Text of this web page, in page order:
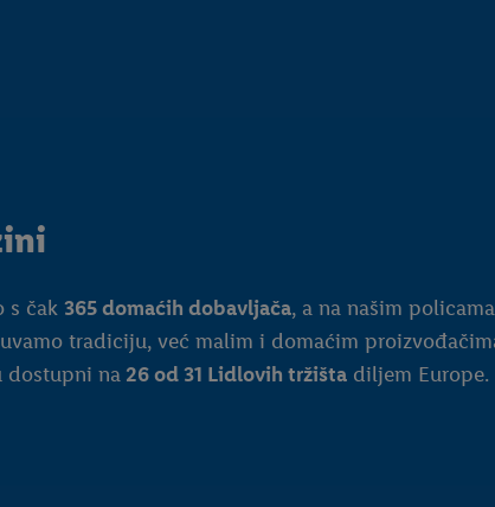
s čak 365 domaćih dobavljača, a na našim
tradiciju, već malim i domaćim
dostupni na 26 od 31 Lidlovih tržišta diljem Europe.